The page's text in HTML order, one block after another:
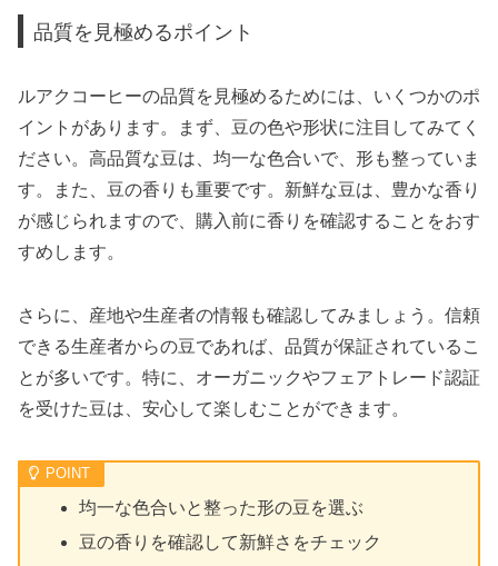
品質を見極めるポイント
ルアクコーヒーの品質を見極めるためには、いくつかのポ
イントがあります。まず、豆の色や形状に注目してみてく
ださい。高品質な豆は、均一な色合いで、形も整っていま
す。また、豆の香りも重要です。新鮮な豆は、豊かな香り
が感じられますので、購入前に香りを確認することをおす
すめします。
さらに、産地や生産者の情報も確認してみましょう。信頼
できる生産者からの豆であれば、品質が保証されているこ
とが多いです。特に、オーガニックやフェアトレード認証
を受けた豆は、安心して楽しむことができます。
均一な色合いと整った形の豆を選ぶ
豆の香りを確認して新鮮さをチェック